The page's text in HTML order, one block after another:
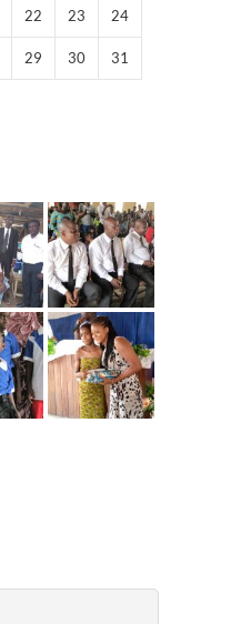
22 23 24
29 30
31